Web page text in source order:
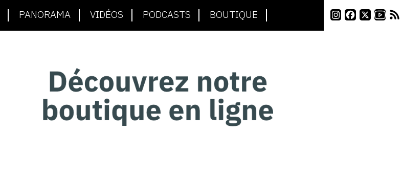
PANORAMA VIDÉOS PODCASTS BOUTIQUE